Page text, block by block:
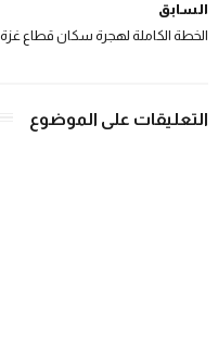
السابق
الخطة الكاملة لهجرة سكان قطاع غزة
التعليقات على الموضوع